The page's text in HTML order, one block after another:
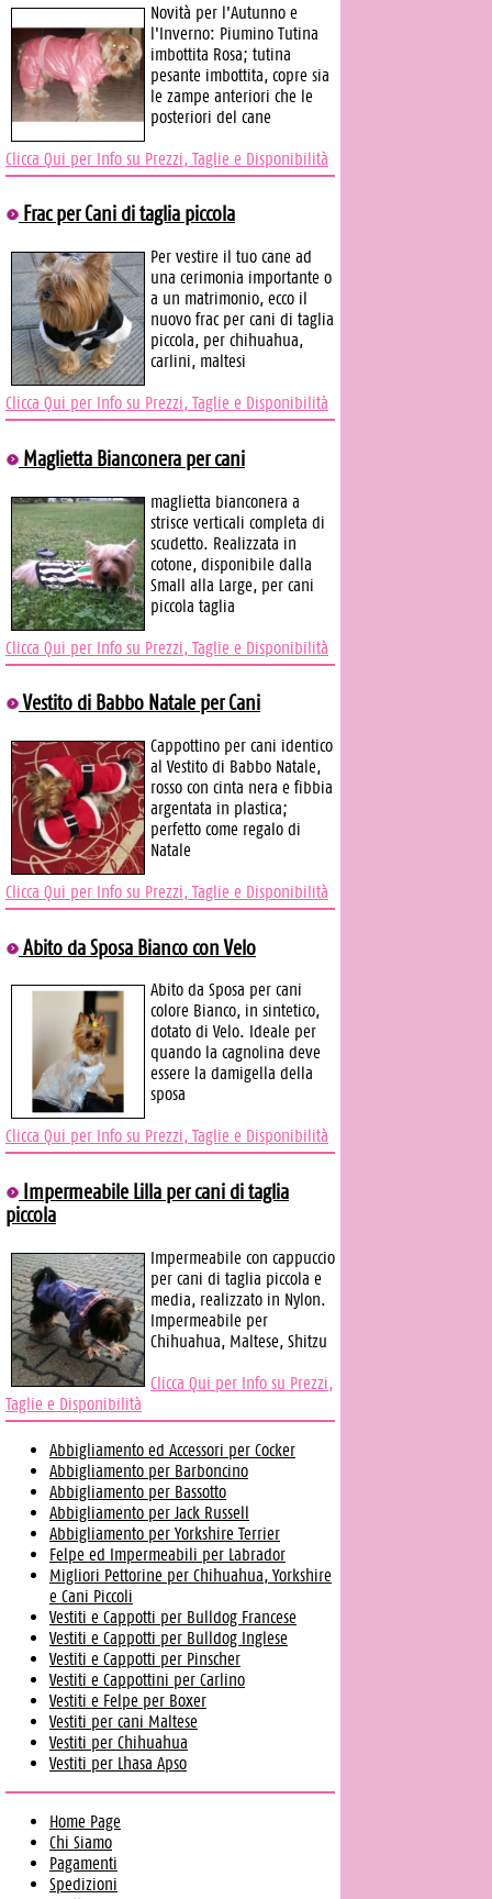
Novità per l'Autunno e
l'Inverno: Piumino Tutina
imbottita Rosa; tutina
pesante imbottita, copre sia
le zampe anteriori che le
posteriori del cane
Clicca Qui per Info su Prezzi, Taglie e Disponibilità
Frac per Cani di taglia piccola
Per vestire il tuo cane ad
una cerimonia importante o
a un matrimonio, ecco il
nuovo frac per cani di taglia
piccola, per chihuahua,
carlini, maltesi
Clicca Qui per Info su Prezzi, Taglie e Disponibilità
Maglietta Bianconera per cani
maglietta bianconera a
strisce verticali completa di
scudetto. Realizzata in
cotone, disponibile dalla
Small alla Large, per cani
piccola taglia
Clicca Qui per Info su Prezzi, Taglie e Disponibilità
Vestito di Babbo Natale per Cani
Cappottino per cani identico
al Vestito di Babbo Natale,
rosso con cinta nera e fibbia
argentata in plastica;
perfetto come regalo di
Natale
Clicca Qui per Info su Prezzi, Taglie e Disponibilità
Abito da Sposa Bianco con Velo
Abito da Sposa per cani
colore Bianco, in sintetico,
dotato di Velo. Ideale per
quando la cagnolina deve
essere la damigella della
sposa
Clicca Qui per Info su Prezzi, Taglie e Disponibilità
Impermeabile Lilla per cani di taglia
piccola
Impermeabile con cappuccio
per cani di taglia piccola e
media, realizzato in Nylon.
Impermeabile per
Chihuahua, Maltese, Shitzu
Clicca Qui per Info su Prezzi,
Taglie e Disponibilità
Abbigliamento ed Accessori per Cocker
Abbigliamento per Barboncino
Abbigliamento per Bassotto
Abbigliamento per Jack Russell
Abbigliamento per Yorkshire Terrier
Felpe ed Impermeabili per Labrador
Migliori Pettorine per Chihuahua, Yorkshire
e Cani Piccoli
Vestiti e Cappotti per Bulldog Francese
Vestiti e Cappotti per Bulldog Inglese
Vestiti e Cappotti per Pinscher
Vestiti e Cappottini per Carlino
Vestiti e Felpe per Boxer
Vestiti per cani Maltese
Vestiti per Chihuahua
Vestiti per Lhasa Apso
Home Page
Chi Siamo
Pagamenti
Spedizioni